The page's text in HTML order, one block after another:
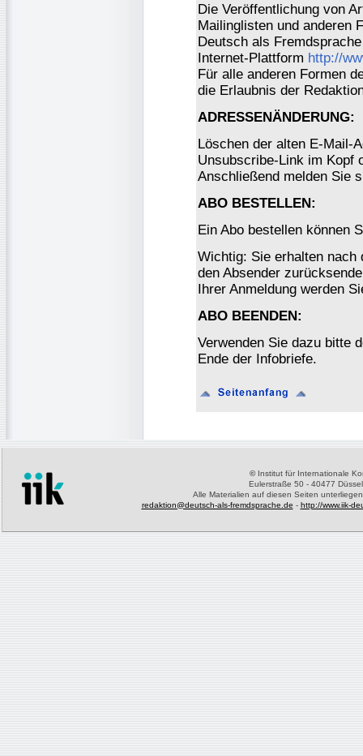
Die Veröffentlichung von
Mailinglisten und anderen
Deutsch als
Internet-Plattform http://
Für alle anderen Formen
die Erlaubnis der
ADRESSENÄNDERUNG:
Löschen der alten E-Mail-
Unsubscribe-Link im Kopf
Anschließend melden Sie
ABO BESTELLEN:
Ein Abo bestellen können
Wichtig: Sie erhalten nach
den Absender
Ihrer Anmeldung werden
ABO BEENDEN:
Verwenden Sie dazu bitte
Ende der Infobriefe.
©Institut für Internationale
Eulerstraße 50 - 40477
Alle Materialien auf diesen Seiten
redaktion@deutsch-als-fremdsprache.de - http://www.iik-